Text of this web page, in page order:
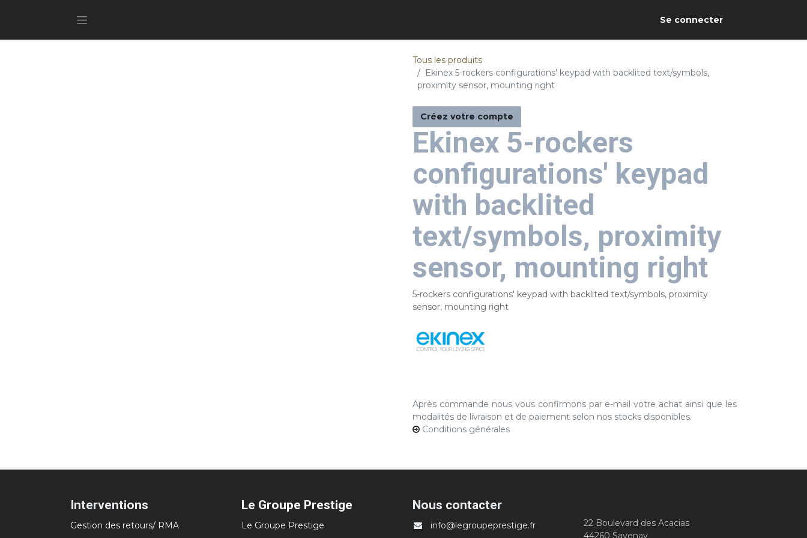
Se connecter
Tous les produits
Ekinex 5-rockers configurations' keypad with backlited text/symbols,
proximity sensor, mounting right
Créez votre compte
Ekinex 5-rockers
configurations' keypad
with backlited
text/symbols, proximity
sensor, mounting right
5-rockers configurations' keypad with backlited text/symbols, proximity
sensor, mounting right
Après commande nous vous confirmons par e-mail votre achat ainsi que les
modalités de livraison et de paiement selon nos stocks disponibles.
Conditions générales
Interventions
Gestion des retours/ RMA
Le Groupe Prestige
Le Groupe Prestige
Nous contacter
info@legroupeprestige.fr
22 Boulevard des Acacias
44260 Savenay